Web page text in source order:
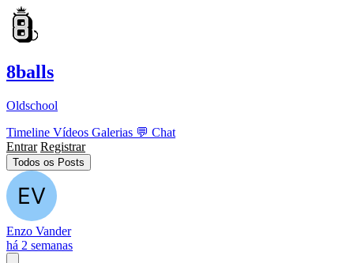
8balls
Oldschool
Timeline Vídeos Galerias 💬 Chat
Entrar Registrar
Todos os Posts
Enzo Vander
há 2 semanas